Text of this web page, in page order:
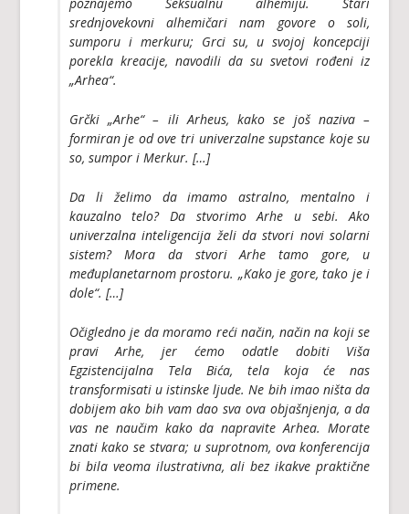
srednjovekovni alhemičari nam govore o soli,
sumporu i merkuru; Grci su, u svojoj koncepciji
porekla kreacije, navodili da su svetovi rođeni iz
„Arhea“.
Grčki „Arhe“ – ili Arheus, kako se još naziva –
formiran je od ove tri univerzalne supstance koje su
so, sumpor i Merkur. […]
Da li želimo da imamo astralno, mentalno i
kauzalno telo? Da stvorimo Arhe u sebi. Ako
univerzalna inteligencija želi da stvori novi solarni
sistem? Mora da stvori Arhe tamo gore, u
međuplanetarnom prostoru. „Kako je gore, tako je i
dole“. […]
Očigledno je da moramo reći način, način na koji se
pravi Arhe, jer ćemo odatle dobiti Viša
Egzistencijalna Tela Bića, tela koja će nas
transformisati u istinske ljude. Ne bih imao ništa da
dobijem ako bih vam dao sva ova objašnjenja, a da
vas ne naučim kako da napravite Arhea. Morate
znati kako se stvara; u suprotnom, ova konferencija
bi bila veoma ilustrativna, ali bez ikakve praktične
primene.